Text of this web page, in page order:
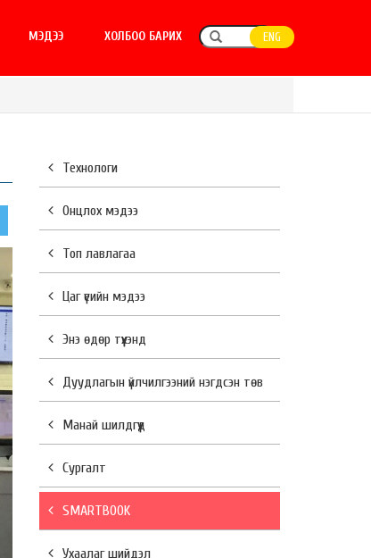
МЭДЭЭ ХОЛБОО БАРИХ ENG
Технологи
Онцлох мэдээ
Топ лавлагаа
Цаг үеийн мэдээ
Энэ өдөр түүхэнд
Дуудлагын үйлчилгээний нэгдсэн төв
Манай шилдгүүд
Сургалт
SMARTBOOK
Ухаалаг шийдэл